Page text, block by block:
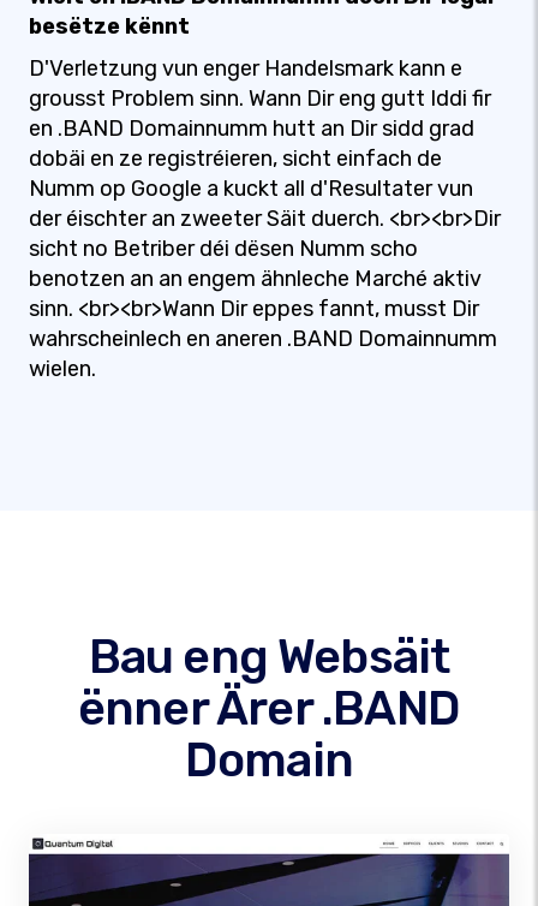
besëtze kënnt
D'Verletzung vun enger Handelsmark kann e
grousst Problem sinn. Wann Dir eng gutt Iddi fir
en .BAND Domainnumm hutt an Dir sidd grad
dobäi en ze registréieren, sicht einfach de
Numm op Google a kuckt all d'Resultater vun
der éischter an zweeter Säit duerch. <br><br>Dir
sicht no Betriber déi dësen Numm scho
benotzen an an engem ähnleche Marché aktiv
sinn. <br><br>Wann Dir eppes fannt, musst Dir
wahrscheinlech en aneren .BAND Domainnumm
wielen.
Bau eng Websäit
ënner Ärer .BAND
Domain